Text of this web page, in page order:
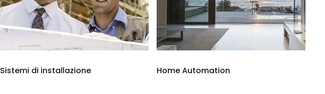
Sistemi di installazione Home Automation